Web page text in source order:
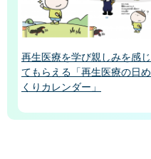
再生医療を学び親しみを感じ
てもらえる「再生医療の日め
くりカレンダー」